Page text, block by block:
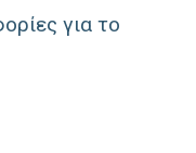
για το